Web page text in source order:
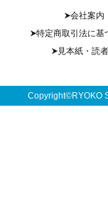
会社案内
特定商取引法に基
見本紙・読
Copyright©RYOKO